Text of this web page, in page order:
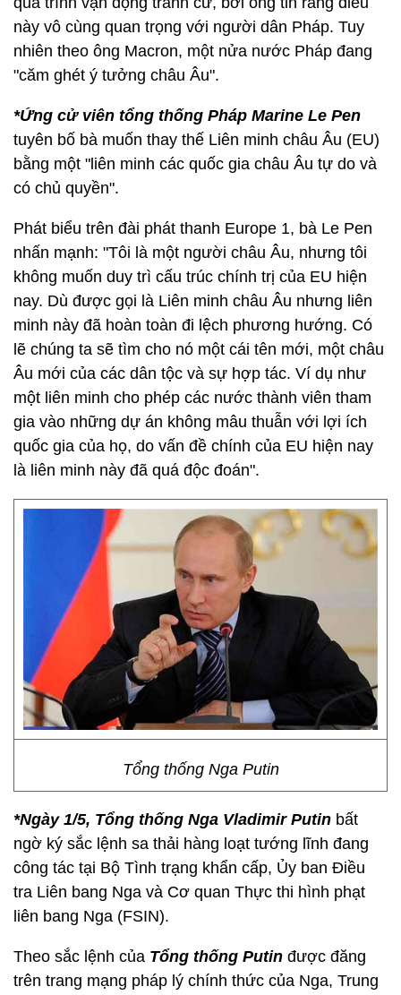
này vô cùng quan trọng với người dân Pháp. Tuy
nhiên theo ông Macron, một nửa nước Pháp đang
"căm ghét ý tưởng châu Âu".
*Ứng cử viên tổng thống Pháp Marine Le Pen
tuyên bố bà muốn thay thế Liên minh châu Âu (EU)
bằng một "liên minh các quốc gia châu Âu tự do và
có chủ quyền".
Phát biểu trên đài phát thanh Europe 1, bà Le Pen
nhấn mạnh: "Tôi là một người châu Âu, nhưng tôi
không muốn duy trì cấu trúc chính trị của EU hiện
nay. Dù được gọi là Liên minh châu Âu nhưng liên
minh này đã hoàn toàn đi lệch phương hướng. Có
lẽ chúng ta sẽ tìm cho nó một cái tên mới, một châu
Âu mới của các dân tộc và sự hợp tác. Ví dụ như
một liên minh cho phép các nước thành viên tham
gia vào những dự án không mâu thuẫn với lợi ích
quốc gia của họ, do vấn đề chính của EU hiện nay
là liên minh này đã quá độc đoán".
Tổng thống Nga Putin
*Ngày 1/5, Tổng thống Nga Vladimir Putin bất
ngờ ký sắc lệnh sa thải hàng loạt tướng lĩnh đang
công tác tại Bộ Tình trạng khẩn cấp, Ủy ban Điều
tra Liên bang Nga và Cơ quan Thực thi hình phạt
liên bang Nga (FSIN).
Theo sắc lệnh của Tổng thống Putin được đăng
trên trang mạng pháp lý chính thức của Nga, Trung